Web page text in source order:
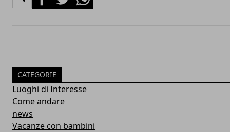
CATEGORIE
Luoghi di Interesse
Come andare
news
Vacanze con bambini